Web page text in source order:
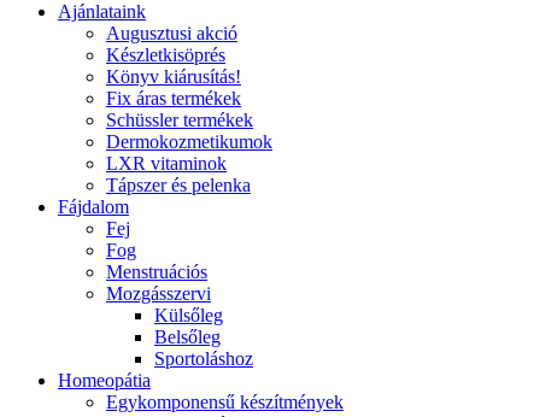
Ajánlataink
Augusztusi akció
Készletkisöprés
Könyv kiárusítás!
Fix áras termékek
Schüssler termékek
Dermokozmetikumok
LXR vitaminok
Tápszer és pelenka
Fájdalom
Fej
Fog
Menstruációs
Mozgásszervi
Külsőleg
Belsőleg
Sportoláshoz
Homeopátia
Egykomponensű készítmények